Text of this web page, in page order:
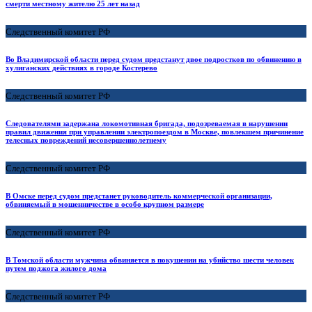
смерти местному жителю 25 лет назад
Следственный комитет РФ
Во Владимирской области перед судом предстанут двое подростков по обвинению в
хулиганских действиях в городе Костерево
Следственный комитет РФ
Следователями задержана локомотивная бригада, подозреваемая в нарушении
правил движения при управлении электропоездом в Москве, повлекшем причинение
телесных повреждений несовершеннолетнему
Следственный комитет РФ
В Омске перед судом предстанет руководитель коммерческой организации,
обвиняемый в мошенничестве в особо крупном размере
Следственный комитет РФ
В Томской области мужчина обвиняется в покушении на убийство шести человек
путем поджога жилого дома
Следственный комитет РФ